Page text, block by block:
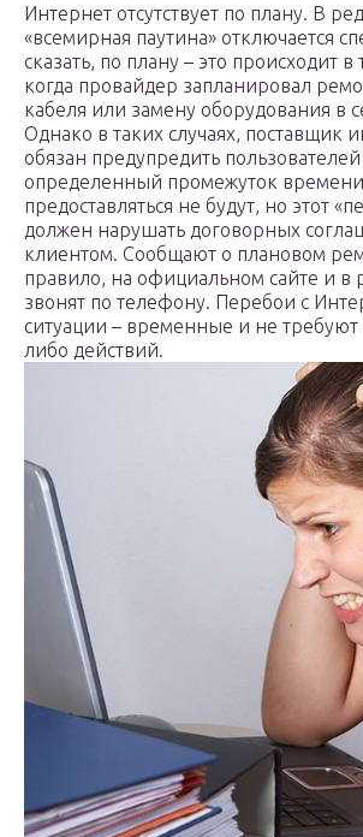
Интернет отсутствует по плану. В
«всемирная паутина» отключается
сказать, по плану – это происходит в
когда провайдер запланировал
кабеля или замену оборудования в
Однако в таких случаях, поставщик
обязан предупредить пользователей
определенный промежуток
предоставляться не будут, но этот
должен нарушать договорных
клиентом. Сообщают о плановом
правило, на официальном сайте и в
звонят по телефону. Перебои с
ситуации – временные и не требуют
либо действий.